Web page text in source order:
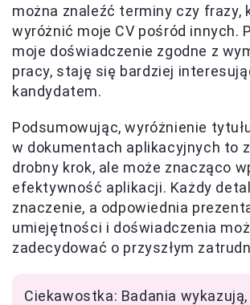
można znaleźć terminy czy frazy,
wyróżnić moje CV pośród innych.
moje doświadczenie zgodne z
pracy, staję się bardziej
kandydatem.
Podsumowując, wyróżnienie
w dokumentach aplikacyjnych to
drobny krok, ale może znacząco
efektywność aplikacji. Każdy
znaczenie, a odpowiednia
umiejętności i doświadczenia
zadecydować o przyszłym
Ciekawostka: Badania wykazują,